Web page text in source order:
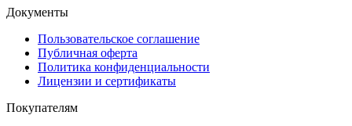
Документы
Пользовательское соглашение
Публичная оферта
Политика конфиденциальности
Лицензии и сертификаты
Покупателям